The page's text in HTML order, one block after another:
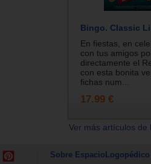
Bingo. Classic
En fiestas, en
con tus amigos
directamente el
con esta bonita
fichas num...
17.99 €
Ver más artículos
Sobre EspacioLogopédico